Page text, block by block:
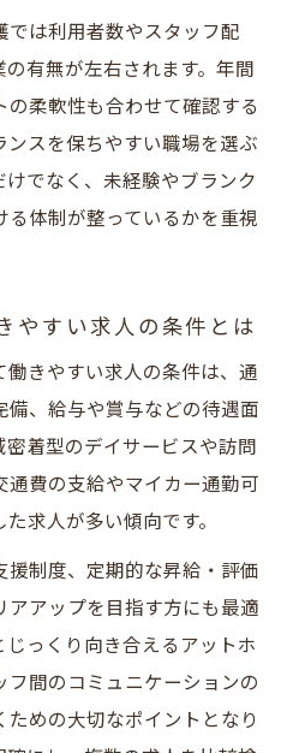
では利用者数やスタッフ配
有無が左右されます。年間
柔軟性も合わせて確認する
ンスを保ちやすい職場を選ぶ
けでなく、未経験やブランク
る体制が整っているかを重視
やすい求人の条件とは
働きやすい求人の条件は、通
備、給与や賞与などの待遇面
着型のデイサービスや訪問
通費の支給やマイカー通勤可
求人が多い傾向です。
援制度、定期的な昇給・評価
アアップを目指す方にも最適
っくり向き合えるアットホ
フ間のコミュニケーションの
めの大切なポイントとなり